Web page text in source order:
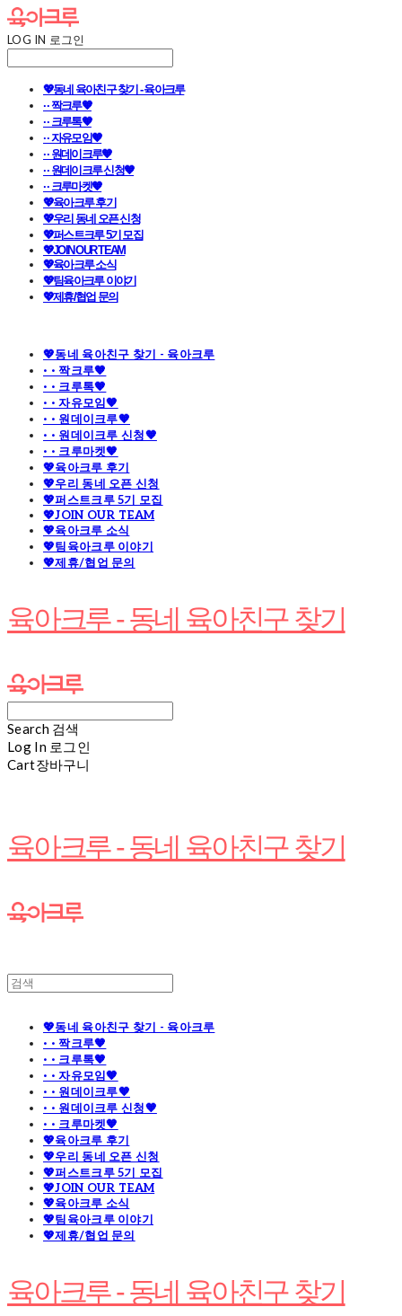
LOG IN 로그인
💖동네 육아친구 찾기 - 육아크루
· · 짝크루🧡
· · 크루톡🧡
· · 자유모임🧡
· · 원데이크루🧡
· · 원데이크루 신청🧡
· · 크루마켓🧡
💖육아크루 후기
💖우리 동네 오픈 신청
💖퍼스트크루 5기 모집
💖JOIN OUR TEAM
💖육아크루 소식
💖팀육아크루 이야기
💖제휴/협업 문의
💖동네 육아친구 찾기 - 육아크루
· · 짝크루🧡
· · 크루톡🧡
· · 자유모임🧡
· · 원데이크루🧡
· · 원데이크루 신청🧡
· · 크루마켓🧡
💖육아크루 후기
💖우리 동네 오픈 신청
💖퍼스트크루 5기 모집
💖JOIN OUR TEAM
💖육아크루 소식
💖팀육아크루 이야기
💖제휴/협업 문의
육아크루 - 동네 육아친구 찾기
Search 검색
Log In 로그인
Cart장바구니
육아크루 - 동네 육아친구 찾기
💖동네 육아친구 찾기 - 육아크루
· · 짝크루🧡
· · 크루톡🧡
· · 자유모임🧡
· · 원데이크루🧡
· · 원데이크루 신청🧡
· · 크루마켓🧡
💖육아크루 후기
💖우리 동네 오픈 신청
💖퍼스트크루 5기 모집
💖JOIN OUR TEAM
💖육아크루 소식
💖팀육아크루 이야기
💖제휴/협업 문의
육아크루 - 동네 육아친구 찾기